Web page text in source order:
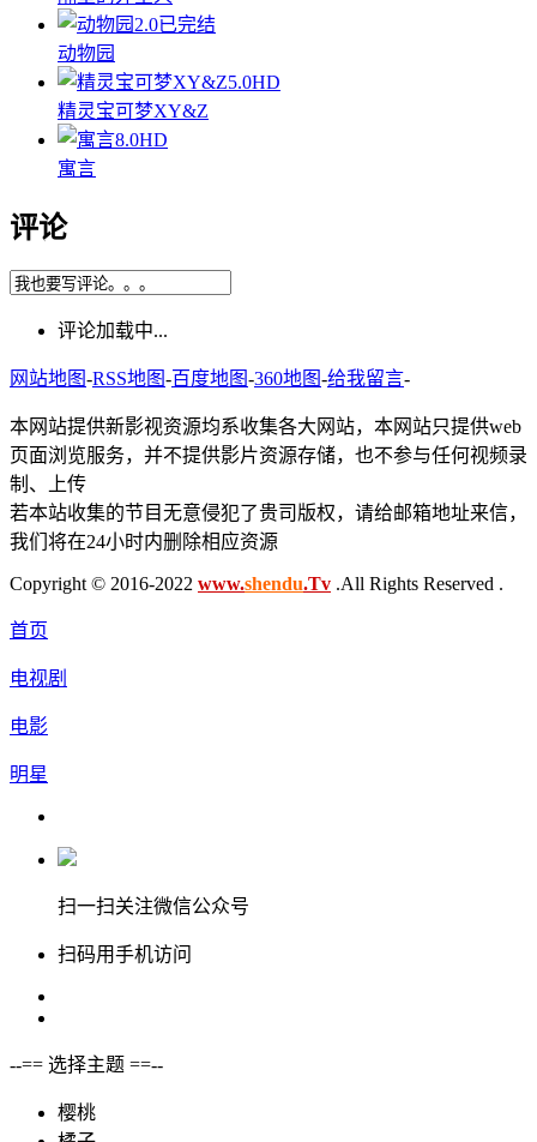
2.0已完结
动物园
5.0HD
精灵宝可梦XY&Z
8.0HD
寓言
评论
评论加载中...
网站地图-RSS地图-百度地图-360地图-给我留言-
本网站提供新影视资源均系收集各大网站，本网站只提供web
页面浏览服务，并不提供影片资源存储，也不参与任何视频录
制、上传
若本站收集的节目无意侵犯了贵司版权，请给邮箱地址来信，
我们将在24小时内删除相应资源
Copyright © 2016-2022 www.shendu.Tv .All Rights Reserved .
首页
电视剧
电影
明星
扫一扫关注微信公众号
扫码用手机访问
--== 选择主题 ==--
樱桃